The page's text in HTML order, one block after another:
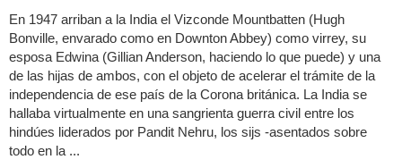
En 1947 arriban a la India el Vizconde Mountbatten (Hugh
Bonville, envarado como en Downton Abbey) como virrey, su
esposa Edwina (Gillian Anderson, haciendo lo que puede) y una
de las hijas de ambos, con el objeto de acelerar el trámite de la
independencia de ese país de la Corona británica. La India se
hallaba virtualmente en una sangrienta guerra civil entre los
hindúes liderados por Pandit Nehru, los sijs -asentados sobre
todo en la ...